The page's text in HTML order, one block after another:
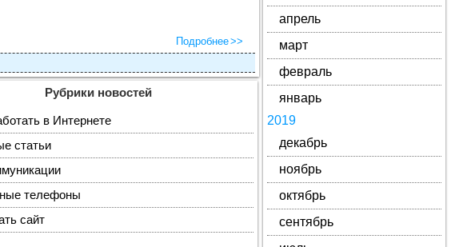
Подробнее
Рубрики новостей
в Интернете
статьи
телефоны
сайт
апрель
март
февраль
январь
2019
декабрь
ноябрь
октябрь
сентябрь